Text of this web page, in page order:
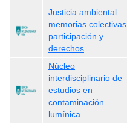
Justicia ambiental:
memorias colectivas,
participación y
derechos
Núcleo
interdisciplinario de
estudios en
contaminación
lumínica